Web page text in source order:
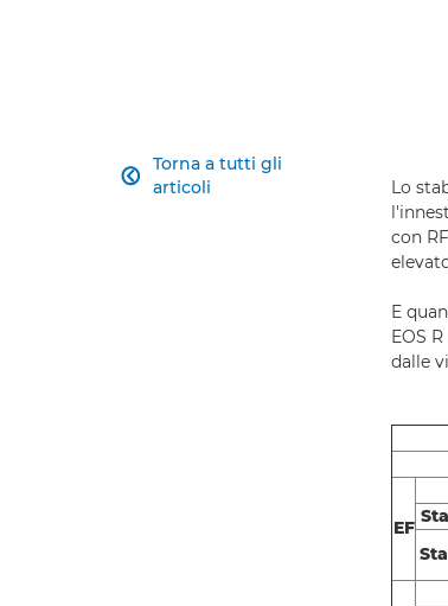
Torna a tutti gli
articoli

Lo
con
E
EOS
dalle
EF